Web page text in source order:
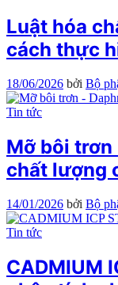
Luật hóa
cách thực
18/06/2026 bởi Bộ
Tin tức
Mỡ bôi trơn
chất lượng
14/01/2026 bởi Bộ
Tin tức
CADMIUM